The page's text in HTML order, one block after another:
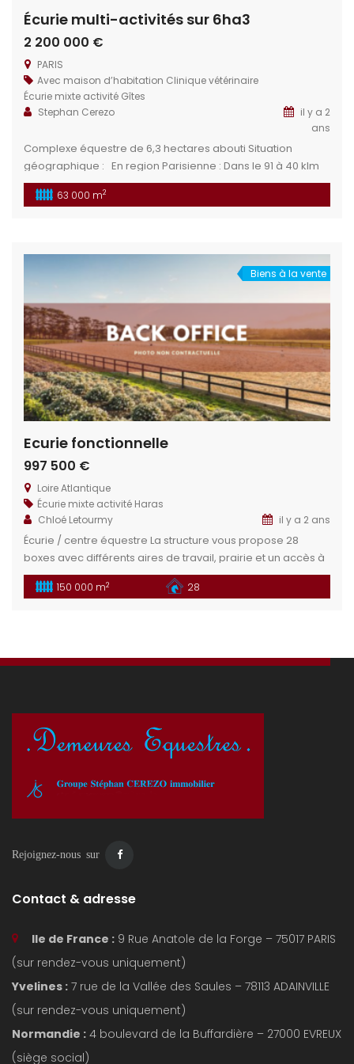
Écurie multi-activités sur 6ha3
2 200 000 €
PARIS
Avec maison d’habitation Clinique vétérinaire
Écurie mixte activité Gîtes
Stephan Cerezo
il y a 2
ans
Complexe équestre de 6,3 hectares abouti Situation
géographique : En region Parisienne : Dans le 91 à 40 klm
au sud de PARIS par voie rapide – ou ligne C du RER Gare à
proximité Logements : Divers logements : 3 studios
63 000 m2
Biens à la vente
Ecurie fonctionnelle
997 500 €
Loire Atlantique
Écurie mixte activité Haras
Chloé Letourmy
il y a 2 ans
Écurie / centre équestre La structure vous propose 28
boxes avec différents aires de travail, prairie et un accès à
des chemins de balade. Cette propriété et ces installations
équestres vous permettrons de réaliser divers projets :
150 000 m2 28
Rejoignez-nous sur
Contact & adresse
Ile de France : 9 Rue Anatole de la Forge – 75017 PARIS
(sur rendez-vous uniquement)
Yvelines : 7 rue de la Vallée des Saules – 78113 ADAINVILLE
(sur rendez-vous uniquement)
Normandie : 4 boulevard de la Buffardière – 27000 EVREUX
(siège social)